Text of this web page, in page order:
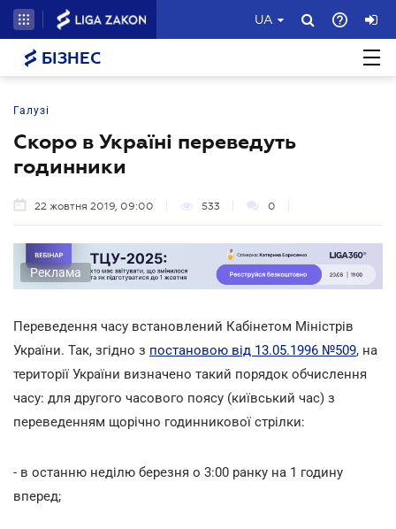
UA
БІЗНЕС
Галузі
Скоро в Україні переведуть
годинники
22 жовтня 2019, 09:00 533 0
Реклама
Переведення часу встановлений Кабінетом Міністрів
України. Так, згідно з постановою від 13.05.1996 №509, на
території України визначено такий порядок обчислення
часу: для другого часового поясу (київський час) з
переведенням щорічно годинникової стрілки:
- в останню неділю березня о 3:00 ранку на 1 годину
вперед;